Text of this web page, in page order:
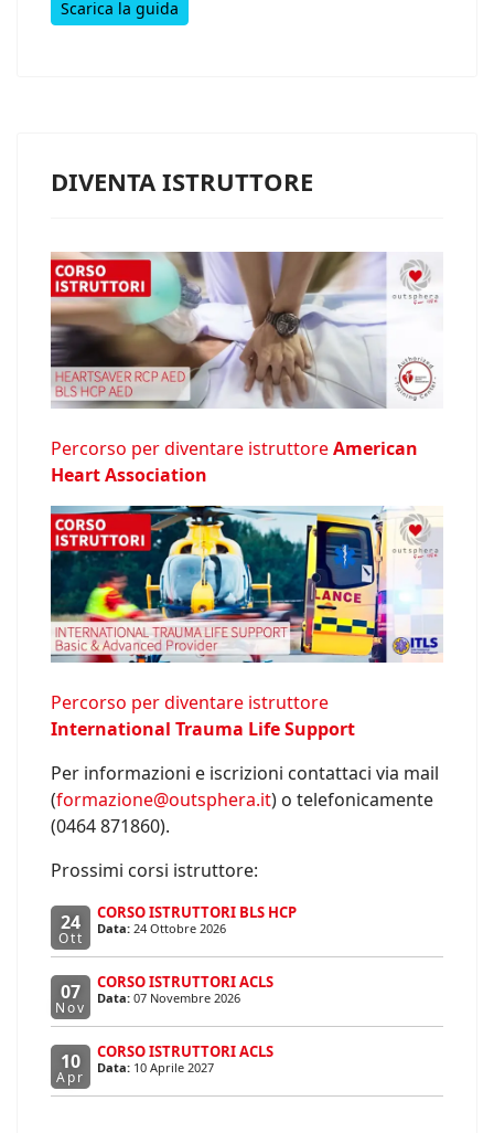
Scarica la guida
DIVENTA ISTRUTTORE
Percorso per diventare istruttoreAmerican
Heart Association
Percorso per diventare istruttore
International Trauma Life Support
Per informazioni e iscrizioni contattaci via mail
(formazione@outsphera.it) o telefonicamente
(0464 871860).
Prossimi corsi istruttore:
24
Ott
CORSO ISTRUTTORI BLS HCP
Data: 24 Ottobre 2026
07
Nov
CORSO ISTRUTTORI ACLS
Data: 07 Novembre 2026
10
Apr
CORSO ISTRUTTORI ACLS
Data: 10 Aprile 2027